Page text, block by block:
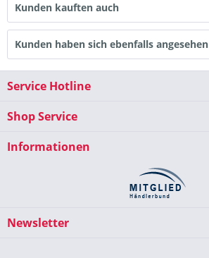
Kunden kauften auch
Kunden haben sich ebenfalls angesehen
Service Hotline
Shop Service
Informationen
Newsletter